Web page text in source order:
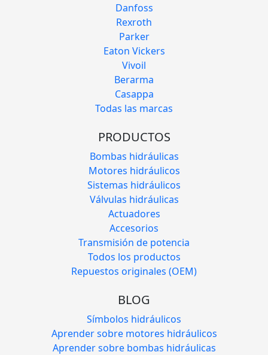
Danfoss
Rexroth
Parker
Eaton Vickers
Vivoil
Berarma
Casappa
Todas las marcas
PRODUCTOS
Bombas hidráulicas
Motores hidráulicos
Sistemas hidráulicos
Válvulas hidráulicas
Actuadores
Accesorios
Transmisión de potencia
Todos los productos
Repuestos originales (OEM)
BLOG
Símbolos hidráulicos
Aprender sobre motores hidráulicos
Aprender sobre bombas hidráulicas